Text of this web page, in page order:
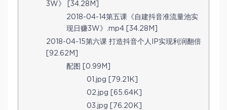
3W》 [34.28M]
2018-04-14第五课《自建抖音准流量池实
现日赚3W》.mp4 [34.28M]
2018-04-15第六课 打造抖音个人IP实现利润翻倍
[92.62M]
配图 [0.99M]
01.jpg [79.21K]
02.jpg [65.64K]
03.jpg [76.20K]